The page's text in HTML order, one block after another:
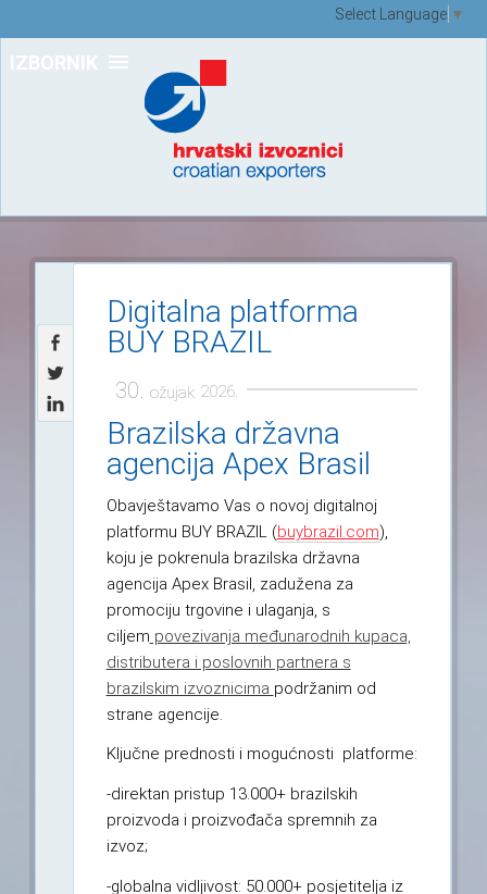
IZBORNIK
Select Language ▼
Digitalna platforma
BUY BRAZIL
30. ožujak 2026.
Brazilska državna
agencija Apex Brasil
Obavještavamo Vas o novoj digitalnoj
platformu BUY BRAZIL (buybrazil.com),
koju je pokrenula brazilska državna
agencija Apex Brasil, zadužena za
promociju trgovine i ulaganja, s
ciljem povezivanja međunarodnih kupaca,
distributera i poslovnih partnera s
brazilskim izvoznicima podržanim od
strane agencije.
Ključne prednosti i mogućnosti platforme:
-direktan pristup 13.000+ brazilskih
proizvoda i proizvođača spremnih za
izvoz;
-globalna vidljivost: 50.000+ posjetitelja iz